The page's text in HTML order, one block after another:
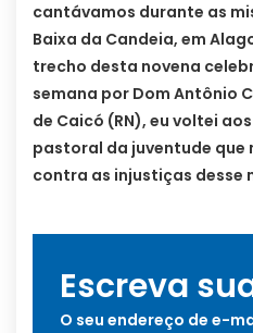
cantávamos durante as
Baixa da Candeia, em
trecho desta novena
semana por Dom Antônio
de Caicó (RN), eu voltei
pastoral da juventude que
contra as injustiças desse
Escreva
O seu endereço de e-